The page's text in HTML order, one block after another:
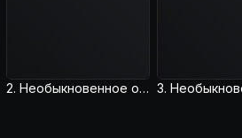
2. Необыкновенное отвлечение Зои